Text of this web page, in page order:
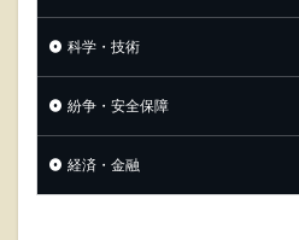
科学・技術
紛争・安全保障
経済・金融